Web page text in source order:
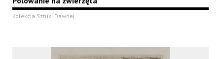
Kolekcja Sztuki Dawnej